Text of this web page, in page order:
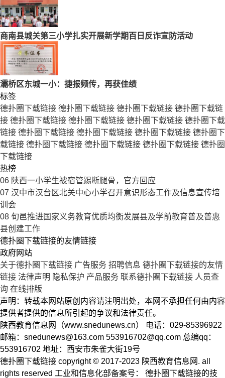
商南县城关第三小学扎实开展新学期百日反诈宣防活动
灞桥区东城一小：捷报频传，再获佳绩
标签
德扑圈下载链接 德扑圈下载链接 德扑圈下载链接 德扑圈下载链
接 德扑圈下载链接 德扑圈下载链接 德扑圈下载链接 德扑圈下载
链接 德扑圈下载链接 德扑圈下载链接 德扑圈下载链接 德扑圈下
载链接 德扑圈下载链接 德扑圈下载链接 德扑圈下载链接 德扑圈
下载链接
热榜
06 陕西一小学生被宿管踢断腿骨，官方回应
07 汉中市汉台区北关中心小学召开意识形态工作及信息宣传培
训会
08 旬邑推进国家义务教育优质均衡发展县及学前教育普及普惠
县创建工作
德扑圈下载链接的友情链接
政府网站
关于德扑圈下载链接 广告服务 招聘信息 德扑圈下载链接的友情
链接 法律声明 隐私保护 产品服务 联系德扑圈下载链接 人员查
询 在线排版
声明：转载本网站原创内容请注明出处，本网不承担任何由内容
提供者提供的信息所引起的争议和法律责任。
陕西教育信息网（www.snedunews.cn） 电话：029-85396922
邮箱： snedunews@163.com 553916702@qq.com 总编qq：
553916702 地址：西安市朱雀大街19号
德扑圈下载链接 copyright © 2017-2023 陕西教育信息网. all
rights reserved 工业和信息化部备案号： 德扑圈下载链接的技